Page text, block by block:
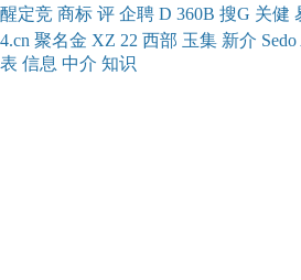
醒定竞 商标 评 企聘 D 360B 搜G 关健
4.cn 聚名金 XZ 22 西部 玉集 新介 Sedo
表 信息 中介 知识